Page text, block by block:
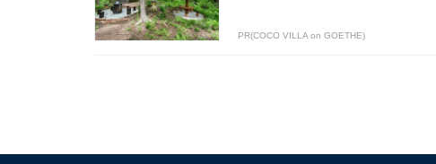
PR(COCO VILLA on GOETHE)